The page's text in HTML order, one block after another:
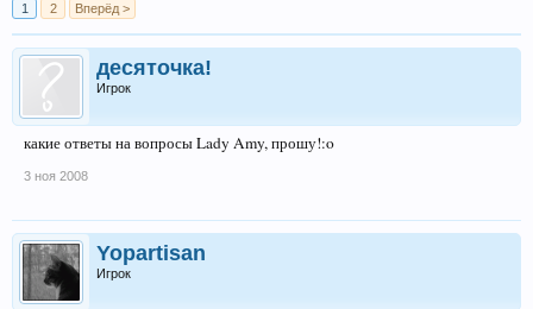
1 2 Вперёд >
десяточка!
Игрок
какие ответы на вопросы Lady Amy, прошу!:o
3 ноя 2008
Yopartisan
Игрок